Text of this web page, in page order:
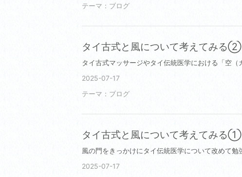
テーマ： ブログ
タイ古式と風について考えてみる②
2025-07-17
テーマ： ブログ
タイ古式と風について考えてみる①
2025-07-17